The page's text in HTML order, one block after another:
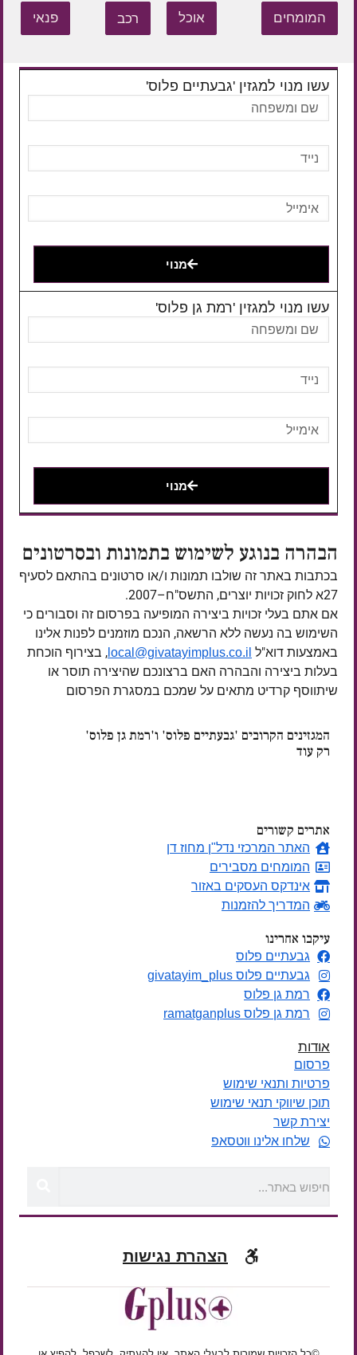
המומחים אוכל רכב פנאי
עשו מנוי למגזין 'גבעתיים פלוס'
מנוי
עשו מנוי למגזין 'רמת גן פלוס'
מנוי
הבהרה בנוגע לשימוש בתמונות ובסרטונים
בכתבות באתר זה שולבו תמונות ו/או סרטונים בהתאם לסעיף
27א לחוק זכויות יוצרים, התשס"ח–2007.
אם אתם בעלי זכויות ביצירה המופיעה בפרסום זה וסבורים כי
השימוש בה נעשה ללא הרשאה, הנכם מוזמנים לפנות אלינו
באמצעות דוא"ל local@givatayimplus.co.il , בצירוף הוכחת
בעלות ביצירה והבהרה האם ברצונכם שהיצירה תוסר או
שיתווסף קרדיט מתאים על שמכם במסגרת הפרסום
המגזינים הקרובים 'גבעתיים פלוס' ו'רמת גן פלוס'
רק עוד
אתרים קשורים
האתר המרכזי נדל"ן מחוז דן
המומחים מסבירים
אינדקס העסקים באזור
המדריך להזמנות
עיקבו אחרינו
גבעתיים פלוס
גבעתיים פלוס givatayim_plus
רמת גן פלוס
רמת גן פלוס ramatganplus
אודות
פרסום
פרטיות ותנאי שימוש
תוכן שיווקי תנאי שימוש
יצירת קשר
שלחו אלינו ווטסאפ
הצהרת נגישות